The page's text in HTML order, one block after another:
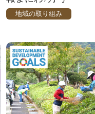
地域の取り組み